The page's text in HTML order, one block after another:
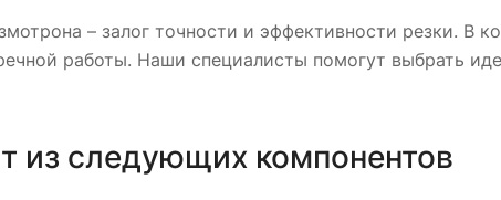
– залог точности и эффективности резки. В
работы. Наши специалисты помогут выбрать
из следующих компонентов